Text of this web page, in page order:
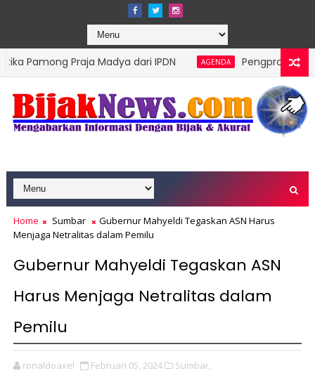
Praja Madya dari IPDN AGENDA
Pengprov Squash
Home Sumbar
Gubernur Mahyeldi Tegaskan ASN Harus
Menjaga Netralitas dalam Pemilu
Gubernur Mahyeldi Tegaskan ASN
Harus Menjaga Netralitas dalam
Pemilu
ronaldoaxel Februari 05, 2024 Sumbar,